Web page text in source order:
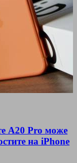
A20 Pro може
на iPhone